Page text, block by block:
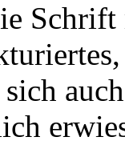
Schrift